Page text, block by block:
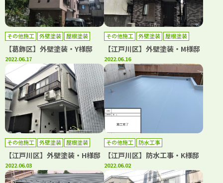
その他施工 外壁塗装
屋根塗装
防水工事
【葛飾区】外壁塗装・Y様邸
2022.06.17
その他施工 外壁塗装
屋根塗装
防水工事
【江戸川区】外壁塗装・M様邸
2022.06.16
その他施工 外壁塗装 屋根塗装
【江戸川区】外壁塗装・H様邸
2022.06.03
その他施工 防水工事
【江戸川区】防水工事・K様邸
2022.06.02